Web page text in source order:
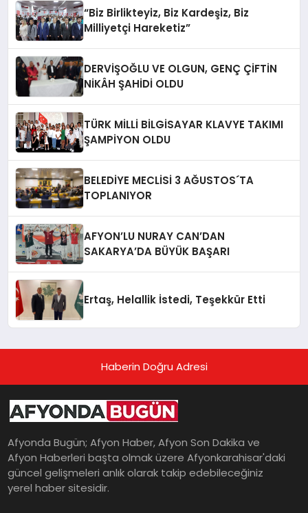
“Biz Birlikteyiz, Biz Kardeşiz, Biz
Milliyetçi Hareketiz”
DERVİŞOĞLU VE OLGUN, GENÇ ÇİFTİN
NİKÂH ŞAHİDİ OLDU
TÜRK MİLLİ BİLGİSAYAR KLAVYE TAKIMI
ŞAMPİYON OLDU
BELEDİYE MECLİSİ 3 AĞUSTOS´TA
TOPLANIYOR
AFYON’LU NURAY CAN’DAN
SAKARYA’DA BÜYÜK BAŞARI
Ertaş, Helallik İstedi, Teşekkür Etti
Haberin Doğru Adresi
Afyonda Bugün; Afyon Haber, Afyon Son Dakika ve
Afyon Haberleri başta olmak üzere Afyonkarahisar'daki
güncel gelişmeleri anlık olarak takip edebileceğiniz
yerel haber sitesidir.